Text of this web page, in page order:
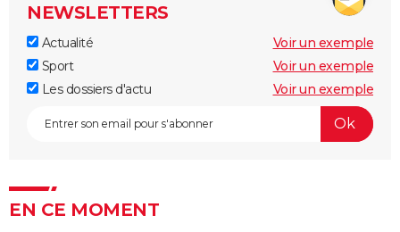
NEWSLETTERS
Actualité
Voir un exemple
Sport
Voir un exemple
Les dossiers d'actu
Voir un exemple
EN CE MOMENT